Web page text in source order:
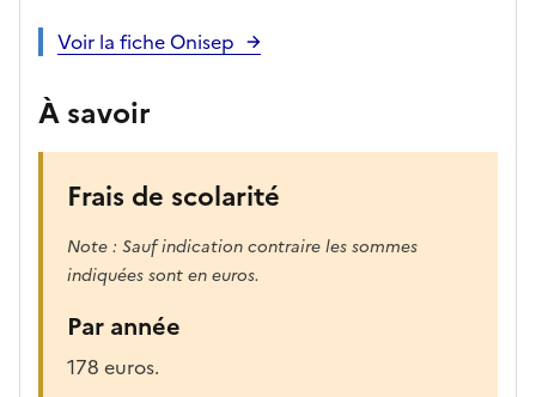
Voir la fiche Onisep
À savoir
Frais de scolarité
Note : Sauf indication contraire les sommes
indiquées sont en euros.
Par année
178 euros.